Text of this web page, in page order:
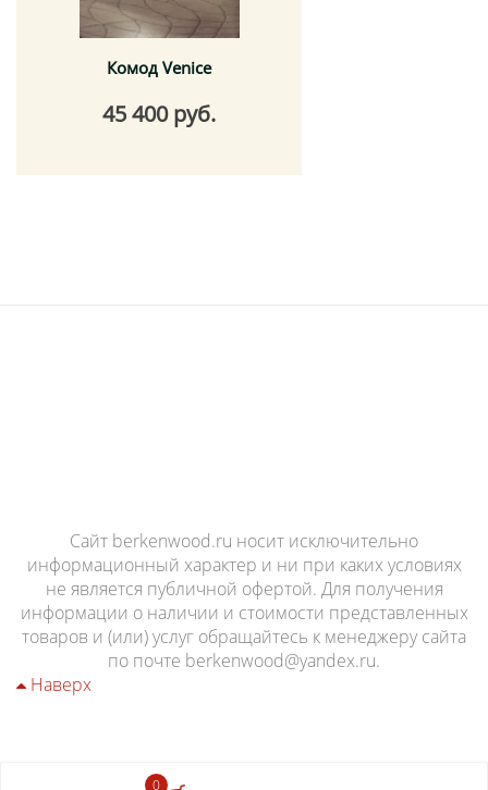
Комод Venice
45 400 руб.
Комод GRACEMONT 4 ящика
56 000 руб.
Сайт berkenwood.ru носит исключительно
информационный характер и ни при каких условиях
не является публичной офертой. Для получения
информации о наличии и стоимости представленных
товаров и (или) услуг обращайтесь к менеджеру сайта
по почте berkenwood@yandex.ru.
Наверх
0